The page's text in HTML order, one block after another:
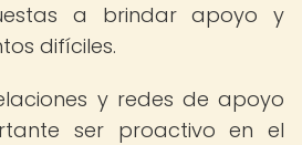
a brindar apoyo y
difíciles.
y redes de apoyo
ser proactivo en el